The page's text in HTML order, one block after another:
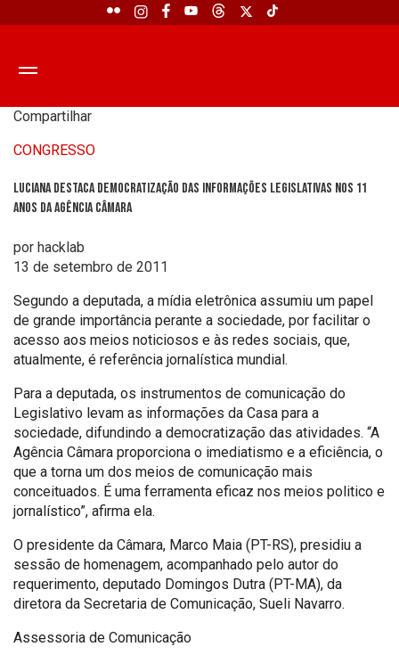
Compartilhar
CONGRESSO
Luciana destaca democratização das informações legislativas nos 11
anos da Agência Câmara
por hacklab
13 de setembro de 2011
Segundo a deputada, a mídia eletrônica assumiu um papel
de grande importância perante a sociedade, por facilitar o
acesso aos meios noticiosos e às redes sociais, que,
atualmente, é referência jornalística mundial.
Para a deputada, os instrumentos de comunicação do
Legislativo levam as informações da Casa para a
sociedade, difundindo a democratização das atividades. “A
Agência Câmara proporciona o imediatismo e a eficiência, o
que a torna um dos meios de comunicação mais
conceituados. É uma ferramenta eficaz nos meios politico e
jornalístico”, afirma ela.
O presidente da Câmara, Marco Maia (PT-RS), presidiu a
sessão de homenagem, acompanhado pelo autor do
requerimento, deputado Domingos Dutra (PT-MA), da
diretora da Secretaria de Comunicação, Sueli Navarro.
Assessoria de Comunicação